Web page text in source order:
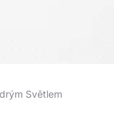
Světlem